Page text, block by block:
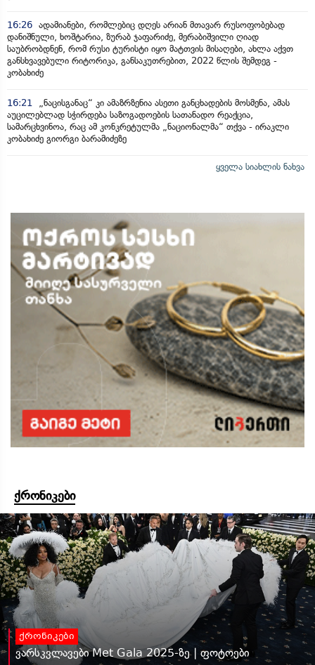
16:26 ადამიანები, რომლებიც დღეს არიან მთავარ რუსოფობებად
დანიშნული, ხოშტარია, ზურაბ ჯაფარიძე, მერაბიშვილი ღიად
საუბრობდნენ, რომ რუსი ტურისტი იყო მატთვის მისაღები, ახლა აქვთ
განსხვავებული რიტორიკა, განსაკუთრებით, 2022 წლის შემდეგ -
კობახიძე
16:21
„ნაცისგანაც“ კი ამაზრზენია ასეთი განცხადების მოსმენა, ამას
აუცილებლად სჭირდება საზოგადოების სათანადო რეაქცია,
სამარცხვინოა, რაც ამ კონკრეტულმა „ნაციონალმა“ თქვა - ირაკლი
კობახიძე გიორგი ბარამიძეზე
ყველა სიახლის ნახვა
ქრონიკები
ქრონიკები
ვარსკვლავები Met Gala 2025-ზე | ფოტოები